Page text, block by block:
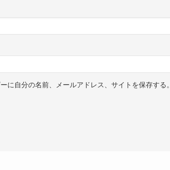
に自分の名前、メールアドレス、サイトを保存する。